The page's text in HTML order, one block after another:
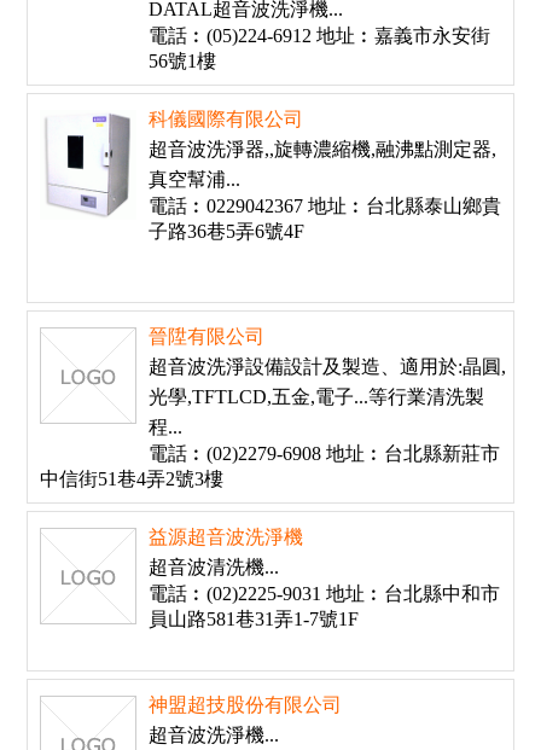
DATAL超音波洗淨機...
電話︰(05)224-6912 地址︰嘉義市永安街
56號1樓
科儀國際有限公司
超音波洗淨器,,旋轉濃縮機,融沸點測定器,
真空幫浦...
電話︰0229042367 地址︰台北縣泰山鄉貴
子路36巷5弄6號4F
晉陞有限公司
超音波洗淨設備設計及製造、適用於:晶圓,
光學,TFTLCD,五金,電子...等行業清洗製
程...
電話︰(02)2279-6908 地址︰台北縣新莊市
中信街51巷4弄2號3樓
益源超音波洗淨機
超音波清洗機...
電話︰(02)2225-9031 地址︰台北縣中和市
員山路581巷31弄1-7號1F
神盟超技股份有限公司
超音波洗淨機...